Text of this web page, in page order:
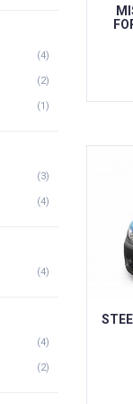
(4)
(2)
(1)
(3)
(4)
(4)
(4)
(2)